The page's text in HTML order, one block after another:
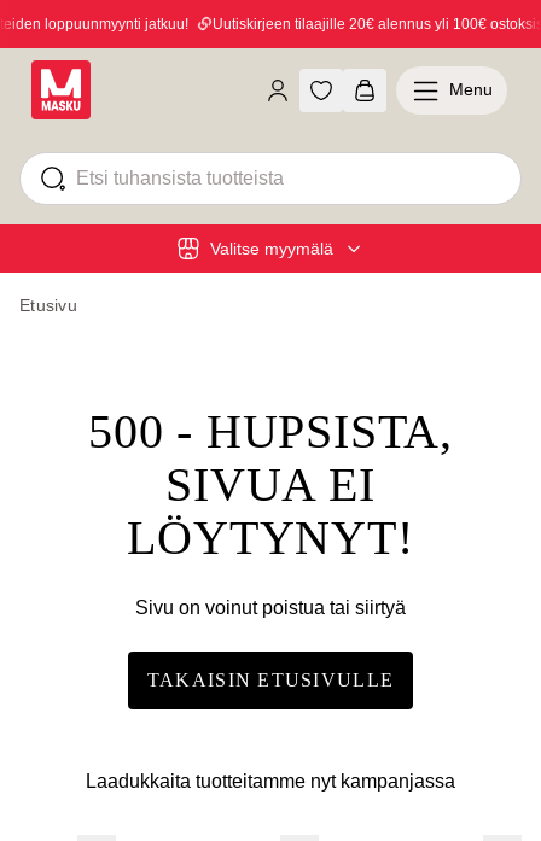
loppuunmyynti jatkuu! Uutiskirjeen tilaajille 20€ alennus yli 100€
Valitse myymälä
Menu
Etusivu
500 - HUPSISTA,
SIVUA EI
LÖYTYNYT!
Sivu on voinut poistua tai siirtyä
TAKAISIN ETUSIVULLE
Laadukkaita tuotteitamme nyt kampanjassa